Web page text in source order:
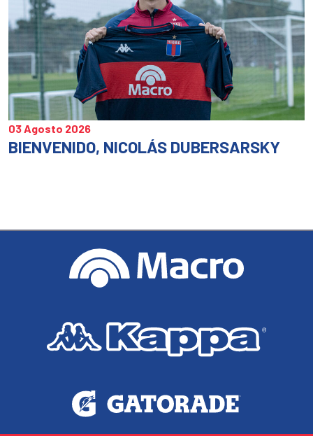
03 Agosto 2026
BIENVENIDO, NICOLÁS DUBERSARSKY